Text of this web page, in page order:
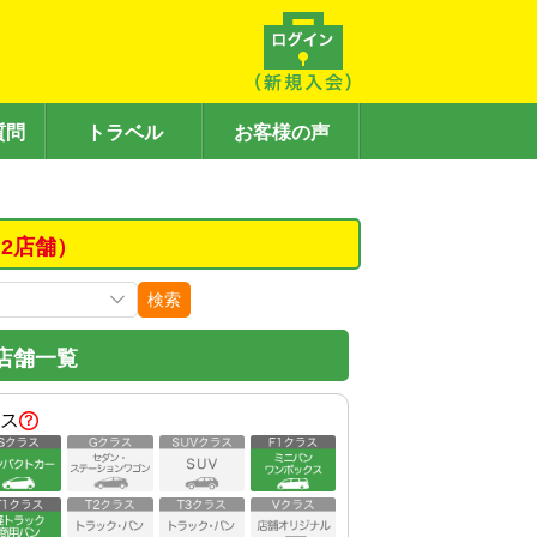
問 トラベル お客様の声
舗）
検索
舗一覧